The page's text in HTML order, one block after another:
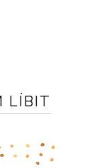
LÍBIT